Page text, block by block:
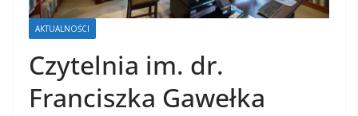
AKTUALNOŚCI
Czytelnia im. dr.
Franciszka Gawełka